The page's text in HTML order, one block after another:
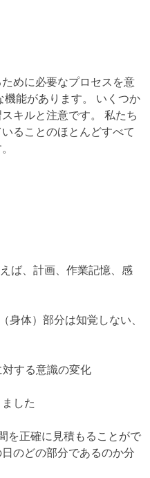
めに必要なプロセスを意
能があります。
いくつか
キルと注意です。
私たち
ることのほとんどすべて
ば、計画、作業記憶、感
体）部分は知覚しない、
する意識の変化
した
を正確に見積もることがで
のどの部分であるのか分